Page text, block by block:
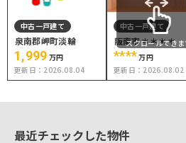
中古一戸建て
泉南郡岬町淡輪
1,999 万円
更新日： 2026.08.04
中古一戸建て
阪南市＊＊＊＊
****万円
更新日： 2026.08.02
スクロールできま
最近チェックした物件